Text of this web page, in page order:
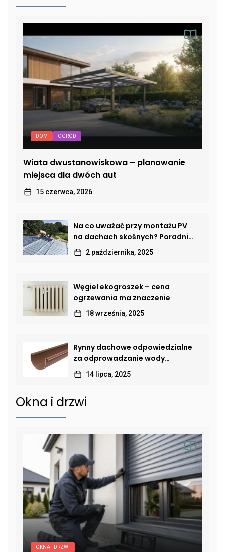
DOM OGRÓD
Wiata dwustanowiskowa – planowanie
miejsca dla dwóch aut
15 czerwca, 2026
Na co uważać przy montażu PV
na dachach skośnych? Poradnik
dla właścicieli domów
2 października, 2025
Węgiel ekogroszek – cena
ogrzewania ma znaczenie
18 września, 2025
Rynny dachowe odpowiedzialne
za odprowadzanie wody
deszczowej
14 lipca, 2025
Okna i drzwi
OKNA I DRZWI